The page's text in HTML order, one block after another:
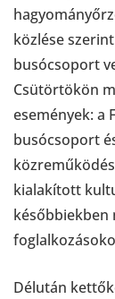
közlése
busócsoport
Csütörtökön
események: a
busócsoport
kialakított
későbbiekben
Délután